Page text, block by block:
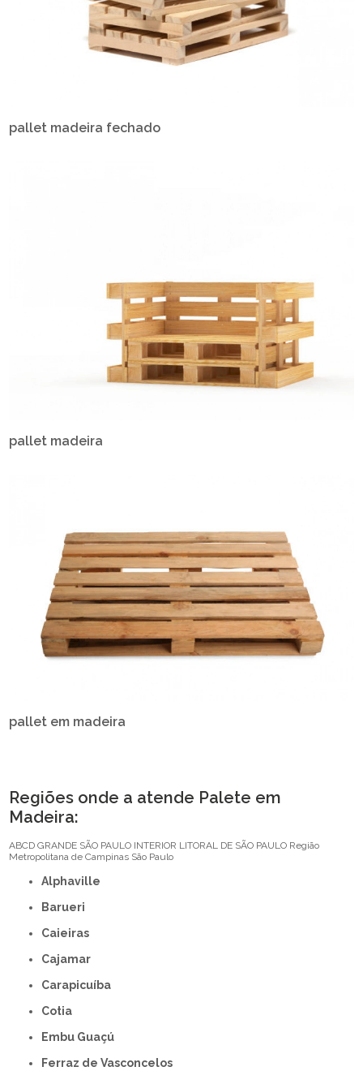
pallet madeira fechado
pallet madeira
pallet em madeira
Regiões onde a atende Palete em
Madeira:
ABCD GRANDE SÃO PAULO INTERIOR LITORAL DE SÃO PAULO Região
Metropolitana de Campinas São Paulo
Alphaville
Barueri
Caieiras
Cajamar
Carapicuíba
Cotia
Embu Guaçú
Ferraz de Vasconcelos